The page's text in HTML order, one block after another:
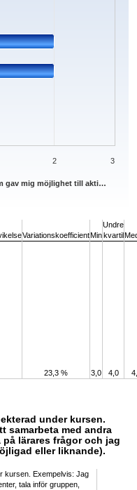
gav mig möjlighet till akti…
2 3
VariationskoefficientMin
Undre
kvartil
23,3 % 3,0 4,0
under kursen.
samarbeta med andra
lärares frågor och jag
eller liknande).
kursen. Exempelvis: Jag
tala inför gruppen,